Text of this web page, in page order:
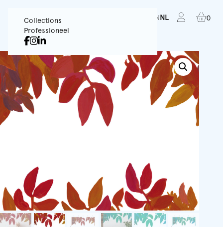
Collections
Professioneel
EN NL 0